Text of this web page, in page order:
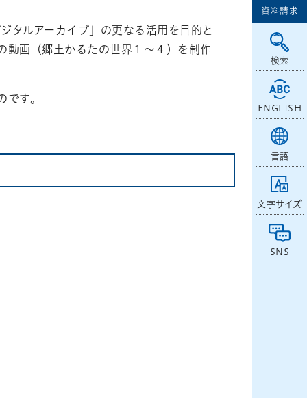
資料請求
検索
ENGLISH
言語
文字サイズ
SNS
タルアーカイブ」の更なる活用を目的と
動画（郷土かるたの世界１～４）を制作
です。